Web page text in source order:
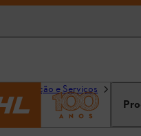
Informação e Serviços